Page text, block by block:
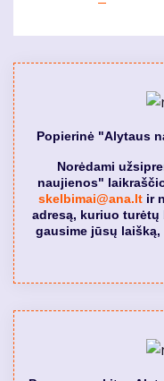
Popierinė "Alytaus
Norėdami
naujienos"
skelbimai@ana.ltir
adresą, kuriuo
gausime jūsų